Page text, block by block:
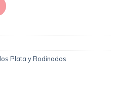
Plata y Rodinados